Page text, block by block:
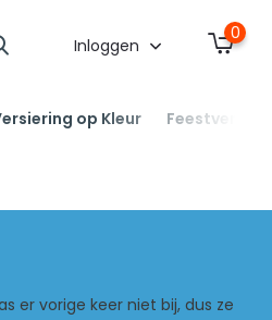
Inloggen
0
op Kleur
er vorige keer niet bij, dus ze